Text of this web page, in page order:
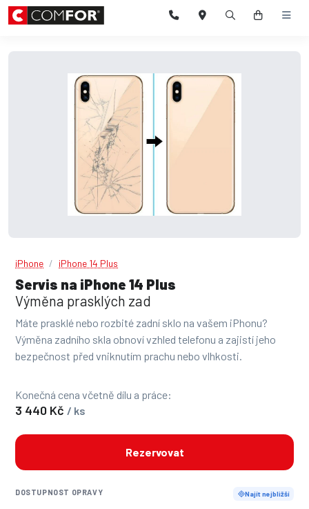
iPhone iPhone 14 Plus
Servis na iPhone 14 Plus
Výměna prasklých zad
Máte prasklé nebo rozbité zadní sklo na vašem iPhonu?
Výměna zadního skla obnoví vzhled telefonu a zajistí jeho
bezpečnost před vniknutím prachu nebo vlhkosti.
Konečná cena včetně dílu a práce:
3 440 Kč / ks
Rezervovat
DOSTUPNOST OPRAVY Najít nejbližší